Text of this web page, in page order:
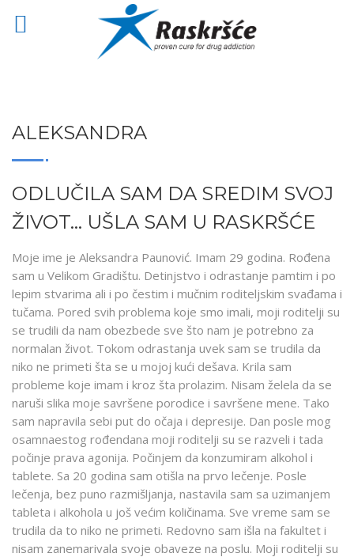
ALEKSANDRA
ODLUČILA SAM DA SREDIM SVOJ
ŽIVOT… UŠLA SAM U RASKRŠĆE
Moje ime je Aleksandra Paunović. Imam 29 godina. Rođena
sam u Velikom Gradištu. Detinjstvo i odrastanje pamtim i po
lepim stvarima ali i po čestim i mučnim roditeljskim svađama i
tučama. Pored svih problema koje smo imali, moji roditelji su
se trudili da nam obezbede sve što nam je potrebno za
normalan život. Tokom odrastanja uvek sam se trudila da
niko ne primeti šta se u mojoj kući dešava. Krila sam
probleme koje imam i kroz šta prolazim. Nisam želela da se
naruši slika moje savršene porodice i savršene mene. Tako
sam napravila sebi put do očaja i depresije. Dan posle mog
osamnaestog rođendana moji roditelji su se razveli i tada
počinje prava agonija. Počinjem da konzumiram alkohol i
tablete. Sa 20 godina sam otišla na prvo lečenje. Posle
lečenja, bez puno razmišljanja, nastavila sam sa uzimanjem
tableta i alkohola u još većim količinama. Sve vreme sam se
trudila da to niko ne primeti. Redovno sam išla na fakultet i
nisam zanemarivala svoje obaveze na poslu. Moji roditelji su